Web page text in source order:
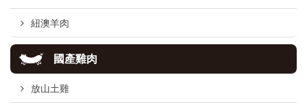
紐澳羊肉
國產雞肉
放山土雞